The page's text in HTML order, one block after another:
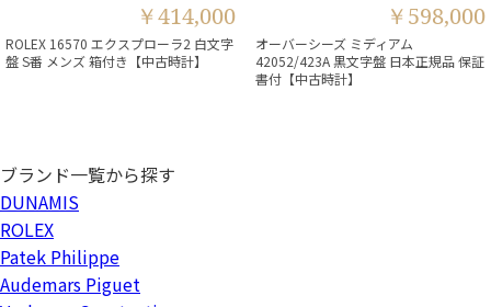
￥414,000
ROLEX 16570 エクスプローラ2 白文字
盤 S番 メンズ 箱付き【中古時計】
￥598,000
オーバーシーズ ミディアム
42052/423A 黒文字盤 日本正規品 保証
書付【中古時計】
ブランド一覧から探す
DUNAMIS
ROLEX
Patek Philippe
Audemars Piguet